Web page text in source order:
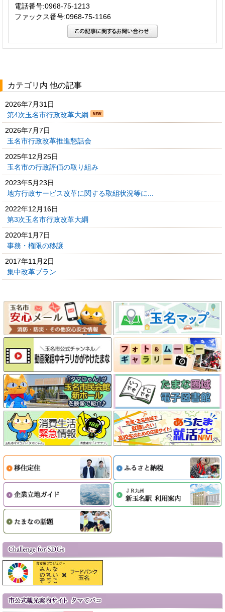
電話番号:0968-75-1213
ファックス番号:0968-75-1166
カテゴリ内 他の記事
2026年7月31日
第4次玉名市行政改革大綱
2026年7月7日
玉名市行政改革推進懇話会
2025年12月25日
玉名市の行政評価の取り組み
2023年5月23日
地方行政サービス改革に関する取組状況等に...
2022年12月16日
第3次玉名市行政改革大綱
2020年1月7日
事務・権限の移譲
2017年11月2日
集中改革プラン